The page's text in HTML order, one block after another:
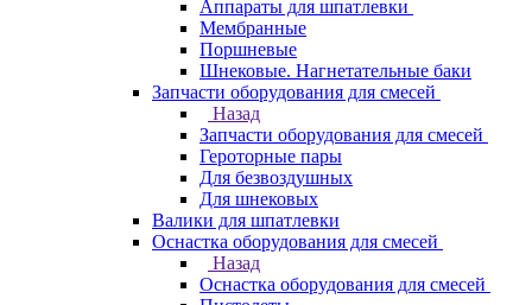
Аппараты для шпатлевки
Мембранные
Поршневые
Шнековые. Нагнетательные баки
Запчасти оборудования для смесей
Назад
Запчасти оборудования для смесей
Героторные пары
Для безвоздушных
Для шнековых
Валики для шпатлевки
Оснастка оборудования для смесей
Назад
Оснастка оборудования для смесей